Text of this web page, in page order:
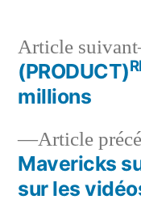
Navigation
l’article
Article
Mavericks
sur les
Article suivant
(PRODUCT)
millions